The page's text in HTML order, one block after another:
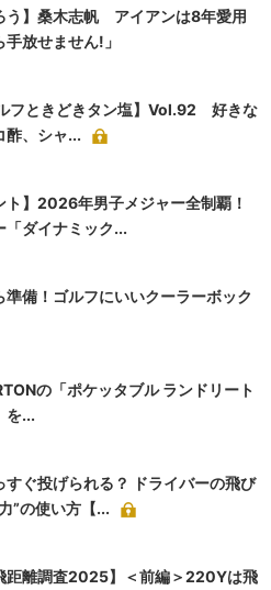
う】桑木志帆 アイアンは8年愛用
手放せません!」
ルフときどきタン塩】Vol.92 好きな
酢、シャ...
ト】2026年男子メジャー全制覇！
「ダイナミック...
準備！ゴルフにいいクーラーボック
の「ポケッタブル ランドリート
を...
すぐ投げられる？ ドライバーの飛び
”の使い方【...
距離調査2025】＜前編＞220Yは飛